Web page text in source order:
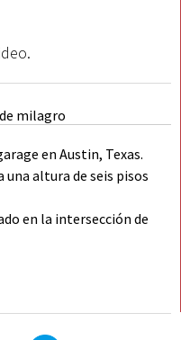
en Austin, Texas.
altura de seis pisos
en la intersección de